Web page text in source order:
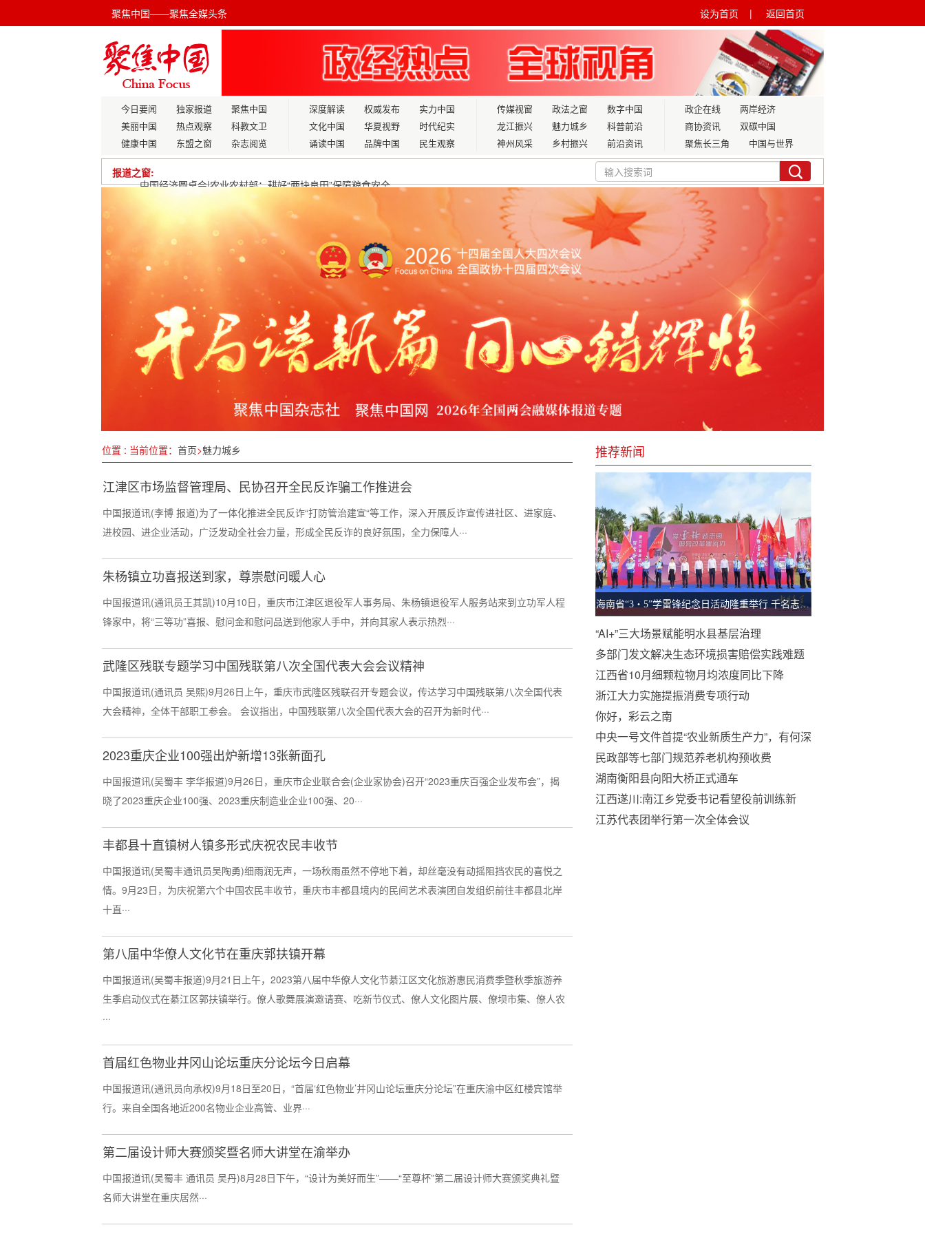
聚焦中国——聚焦全媒头条 返回首页
设为首页 |
今日要闻 独家报道
聚焦中国
美丽中国
热点观察
科教文卫
健康中国
东盟之窗 杂志阅览
深度解读 权威发布
实力中国
文化中国
华夏视野
时代纪实
诵读中国
品牌中国 民生观察
传媒视窗 政法之窗
数字中国
龙江振兴
魅力城乡
科普前沿
神州风采
乡村振兴 前沿资讯
政企在线
两岸经济
商协资讯
双碳中国
聚焦长三角
中国与世界
报道之窗:
江苏清江浦：整治共享单车，规范城市秩序
重大工程建设加速跑 打造绿色低碳新标签
枞味千年融国策：以“农业新质生产力”托举乡村振兴的武夷答卷 ——从占兴旺的“然韵”实践看“十五五”
开局之年的产业富民之路
殷大奎：2024年中国研究型医院学会心肺复苏学专委会学术会议致辞
全面营养 全面发展
运河之畔的创业精神传承
第135届广交会将举办 这些亮点不容错过
《网络反不正当竞争暂行规定》发布
福青年副主席企业岩霸助力《百年巨匠》文献展
中国经济圆桌会|农业农村部：耕好“两块良田”保障粮食安全
位置 : 当前位置： 首页>魅力城乡
江津区市场监督管理局、民协召开全民反诈骗工作推进会
中国报道讯(李博 报道)为了一体化推进全民反诈“打防管治建宣“等工作，深入开展反诈宣传进社区、进家庭、
进校园、进企业活动，广泛发动全社会力量，形成全民反诈的良好氛围，全力保障人···
朱杨镇立功喜报送到家，尊崇慰问暖人心
中国报道讯(通讯员王其凯)10月10日，重庆市江津区退役军人事务局、朱杨镇退役军人服务站来到立功军人程
锋家中，将“三等功”喜报、慰问金和慰问品送到他家人手中，并向其家人表示热烈···
武隆区残联专题学习中国残联第八次全国代表大会会议精神
中国报道讯(通讯员 吴熙)9月26日上午，重庆市武隆区残联召开专题会议，传达学习中国残联第八次全国代表
大会精神，全体干部职工参会。 会议指出，中国残联第八次全国代表大会的召开为新时代···
2023重庆企业100强出炉新增13张新面孔
中国报道讯(吴蜀丰 李华报道)9月26日，重庆市企业联合会(企业家协会)召开“2023重庆百强企业发布会”，揭
晓了2023重庆企业100强、2023重庆制造业企业100强、20···
丰都县十直镇树人镇多形式庆祝农民丰收节
中国报道讯(吴蜀丰通讯员吴陶勇)细雨润无声，一场秋雨虽然不停地下着，却丝毫没有动摇阻挡农民的喜悦之
情。9月23日，为庆祝第六个中国农民丰收节，重庆市丰都县境内的民间艺术表演团自发组织前往丰都县北岸
十直···
第八届中华僚人文化节在重庆郭扶镇开幕
中国报道讯(吴蜀丰报道)9月21日上午，2023第八届中华僚人文化节綦江区文化旅游惠民消费季暨秋季旅游养
生季启动仪式在綦江区郭扶镇举行。僚人歌舞展演邀请赛、吃新节仪式、僚人文化图片展、僚坝市集、僚人农
···
首届红色物业井冈山论坛重庆分论坛今日启幕
中国报道讯(通讯员向承权)9月18日至20日，“首届‘红色物业’井冈山论坛重庆分论坛”在重庆渝中区红楼宾馆举
行。来自全国各地近200名物业企业高管、业界···
第二届设计师大赛颁奖暨名师大讲堂在渝举办
中国报道讯(吴蜀丰 通讯员 吴丹)8月28日下午，“设计为美好而生”——“至尊杯”第二届设计师大赛颁奖典礼暨
名师大讲堂在重庆居然···
推荐新闻
海南省“3・5”学雷锋纪念日活动隆重举行 千名志愿者庄严承诺服务自贸港建设
“AI+”三大场景赋能明水县基层治理
多部门发文解决生态环境损害赔偿实践难题
江西省10月细颗粒物月均浓度同比下降
21.2%
浙江大力实施提振消费专项行动
你好，彩云之南
中央一号文件首提“农业新质生产力”，有何深
意？
民政部等七部门规范养老机构预收费
湖南衡阳县向阳大桥正式通车
江西遂川:南江乡党委书记看望役前训练新
兵，情暖军心鼓干劲
江苏代表团举行第一次全体会议